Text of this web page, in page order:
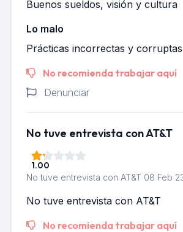
Buenos sueldos, visión y cultura
Lo malo
Prácticas incorrectas y
No recomienda trabajar aquí
Denunciar
No tuve entrevista con AT&T
1.00
No tuve entrevista con AT&T 08 Feb
No tuve entrevista con AT&T
No recomienda trabajar aquí